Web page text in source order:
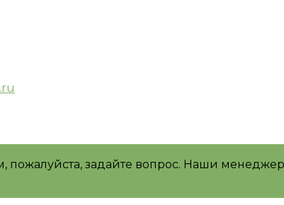
пожалуйста, задайте вопрос. Наши